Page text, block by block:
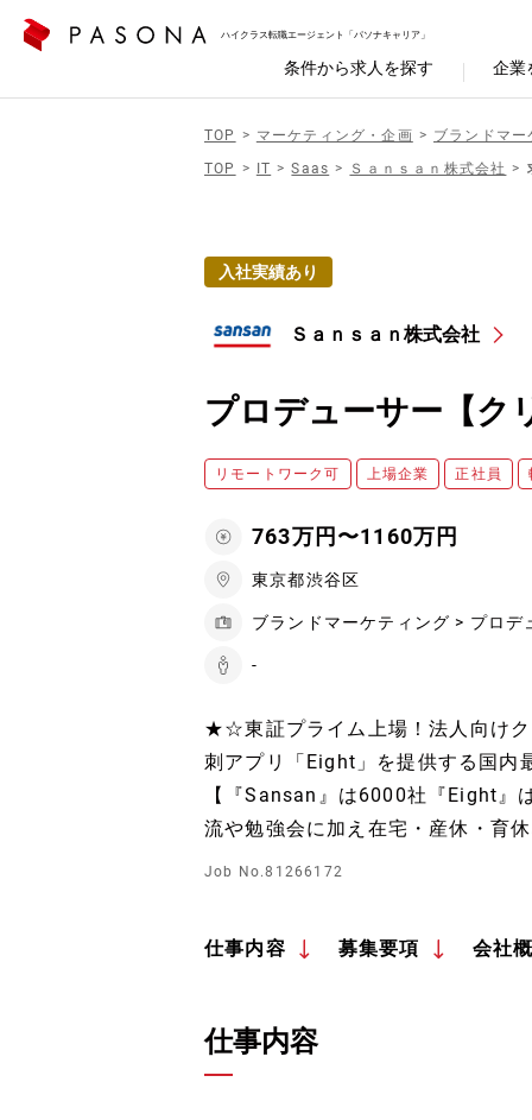
ハイクラス転職エージェント「パソナキャリア」
条件から求人を探す 企業
TOP マーケティング・企画
ブランドマ
TOP
IT Saas Ｓａｎｓａｎ株式会社
入社実績あり
Ｓａｎｓａｎ株式会社
プロデューサー【ク
リモートワーク可 上場企業 正社員
763万円〜1160万円
東京都渋谷区
ブランドマーケティング > プロデ
-
★☆東証プライム上場！法人向け
刺アプリ「Eight」を提供する国
【『Sansan』は6000社『Eight』
流や勉強会に加え在宅・産休・育
Job No.81266172
仕事内容 募集要項 会社
仕事内容